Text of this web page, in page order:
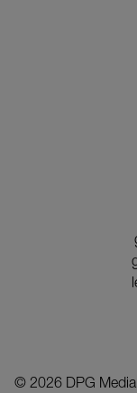
© 2026 DPG